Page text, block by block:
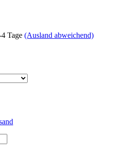
Tage (Ausland abweichend)